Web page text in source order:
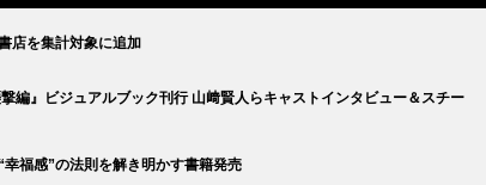
店を集計対象に追加
編』ビジュアルブック刊行 山﨑賢人らキャストインタビュー＆スチー
福感”の法則を解き明かす書籍発売